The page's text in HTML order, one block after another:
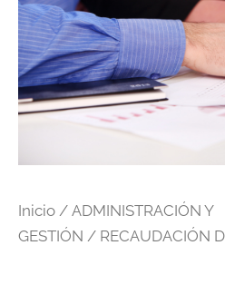
Inicio / ADMINISTRACIÓN Y
GESTIÓN / RECAUDACIÓN